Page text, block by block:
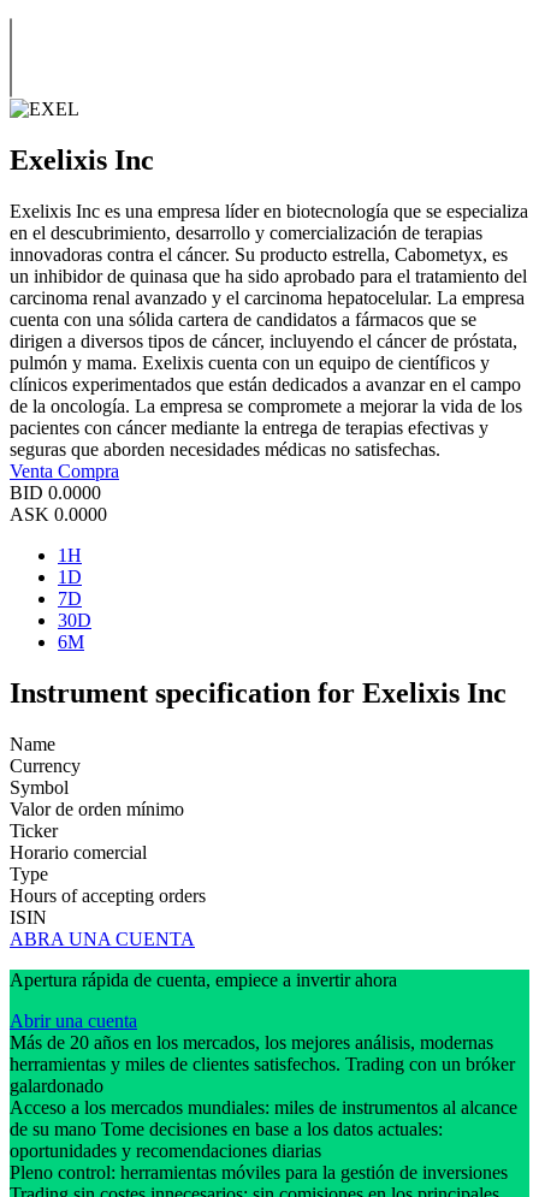
Exelixis Inc
Exelixis Inc es una empresa líder en biotecnología que se especializa
en el descubrimiento, desarrollo y comercialización de terapias
innovadoras contra el cáncer. Su producto estrella, Cabometyx, es
un inhibidor de quinasa que ha sido aprobado para el tratamiento del
carcinoma renal avanzado y el carcinoma hepatocelular. La empresa
cuenta con una sólida cartera de candidatos a fármacos que se
dirigen a diversos tipos de cáncer, incluyendo el cáncer de próstata,
pulmón y mama. Exelixis cuenta con un equipo de científicos y
clínicos experimentados que están dedicados a avanzar en el campo
de la oncología. La empresa se compromete a mejorar la vida de los
pacientes con cáncer mediante la entrega de terapias efectivas y
seguras que aborden necesidades médicas no satisfechas.
Venta Compra
BID 0.0000
ASK 0.0000
1H
1D
7D
30D
6M
Instrument specification for Exelixis Inc
Name
Currency
Symbol
Valor de orden mínimo
Ticker
Horario comercial
Type
Hours of accepting orders
ISIN
ABRA UNA CUENTA
Apertura rápida de cuenta, empiece a invertir ahora
Abrir una cuenta
Más de 20 años en los mercados, los mejores análisis, modernas
herramientas y miles de clientes satisfechos. Trading con un bróker
galardonado
Acceso a los mercados mundiales: miles de instrumentos al alcance
de su mano Tome decisiones en base a los datos actuales:
oportunidades y recomendaciones diarias
Pleno control: herramientas móviles para la gestión de inversiones